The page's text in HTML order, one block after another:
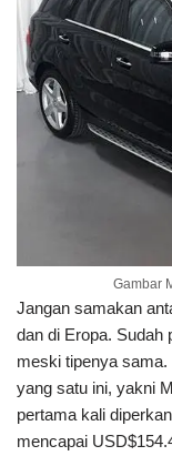
Gambar
Jangan samakan
dan di Eropa. Sudah
meski tipenya sama.
yang satu ini, yakni
pertama kali
mencapai